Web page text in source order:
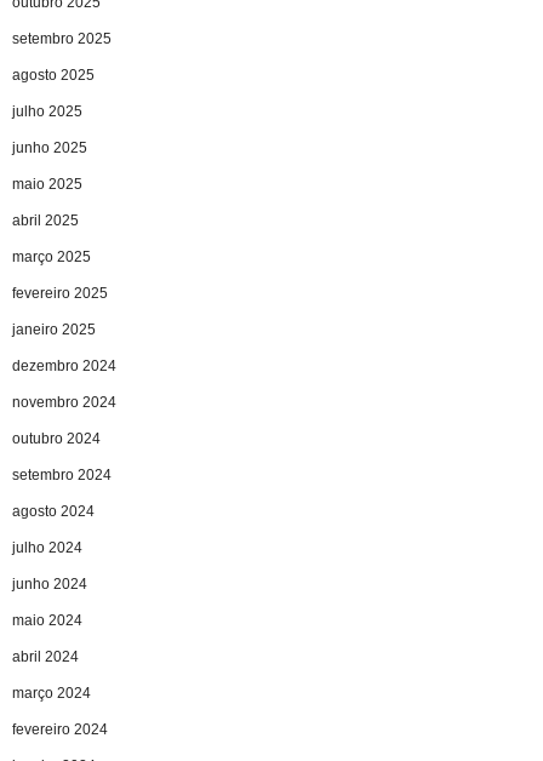
setembro 2025
agosto 2025
julho 2025
junho 2025
maio 2025
abril 2025
março 2025
fevereiro 2025
janeiro 2025
dezembro 2024
novembro 2024
outubro 2024
setembro 2024
agosto 2024
julho 2024
junho 2024
maio 2024
abril 2024
março 2024
fevereiro 2024